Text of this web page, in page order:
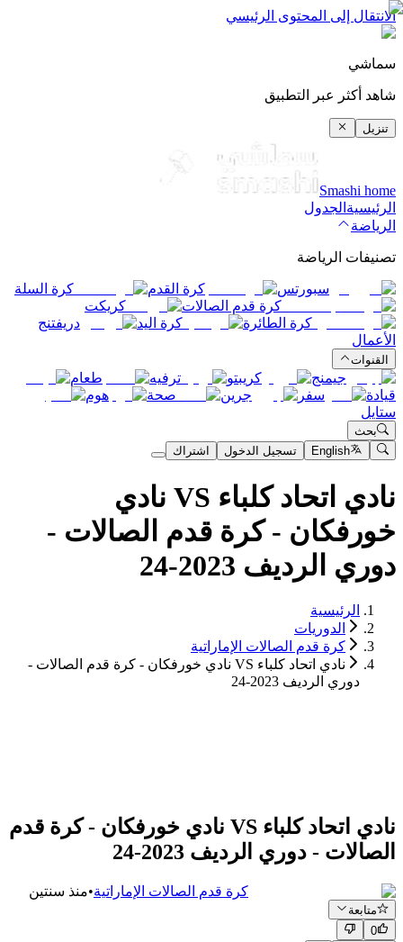
الانتقال إلى المحتوى الرئيسي
سماشي
شاهد أكثر عبر التطبيق
تنزيل
Smashi home
الرئيسية الجدول
الرياضة
تصنيفات الرياضة
سبورتس كرة القدم
كرة السلة
كرة قدم الصالات
كريكت
كرة الطائرة
كرة اليد
دريفتنج
الأعمال
القنوات
جيمنج كريبتو ترفيه
طعام
قيادة
سفر جرين صحة
هوم
ستايل
بحث
English
تسجيل الدخول اشتراك
نادي اتحاد كلباء VS نادي
خورفكان - كرة قدم الصالات -
دوري الرديف 2023-24
الرئيسية
الدوريات
كرة قدم الصالات الإماراتية
نادي اتحاد كلباء VS نادي خورفكان - كرة قدم الصالات -
دوري الرديف 2023-24
نادي اتحاد كلباء VS نادي خورفكان - كرة قدم
الصالات - دوري الرديف 2023-24
كرة قدم الصالات الإماراتية•منذ سنتين
متابعة
0